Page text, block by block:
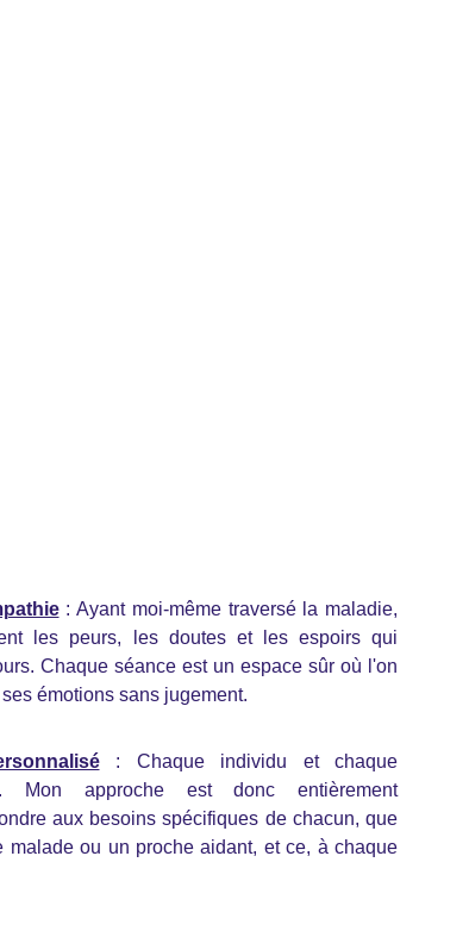
: Ayant moi-même traversé la maladie,
les peurs, les doutes et les espoirs qui
Chaque séance est un espace sûr où l'on
émotions sans jugement.
: Chaque individu et chaque
Mon approche est donc entièrement
aux besoins spécifiques de chacun, que
malade ou un proche aidant, et ce, à chaque